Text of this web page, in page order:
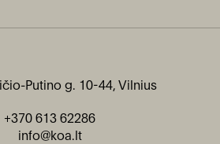
Putino g. 10-44, Vilnius
+370 613 62286
info@koa.lt